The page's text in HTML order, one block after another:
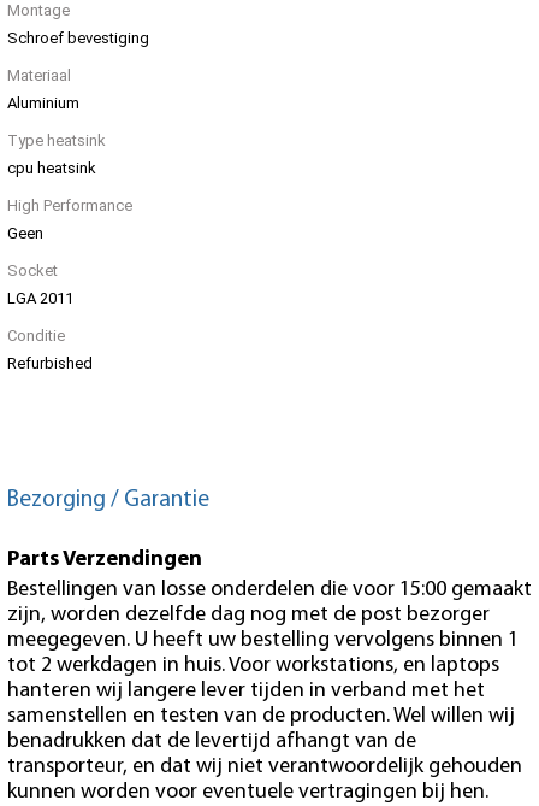
Montage
Schroef bevestiging
Materiaal
Aluminium
Type heatsink
cpu heatsink
High Performance
Geen
Socket
LGA 2011
Conditie
Refurbished
Bezorging / Garantie
Parts Verzendingen
Bestellingen van losse onderdelen die voor 15:00 gemaakt
zijn, worden dezelfde dag nog met de post bezorger
meegegeven. U heeft uw bestelling vervolgens binnen 1
tot 2 werkdagen in huis. Voor workstations, en laptops
hanteren wij langere lever tijden in verband met het
samenstellen en testen van de producten. Wel willen wij
benadrukken dat de levertijd afhangt van de
transporteur, en dat wij niet verantwoordelijk gehouden
kunnen worden voor eventuele vertragingen bij hen.